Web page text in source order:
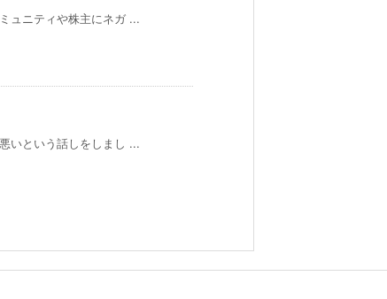
ュニティや株主にネガ ...
いという話しをしまし ...